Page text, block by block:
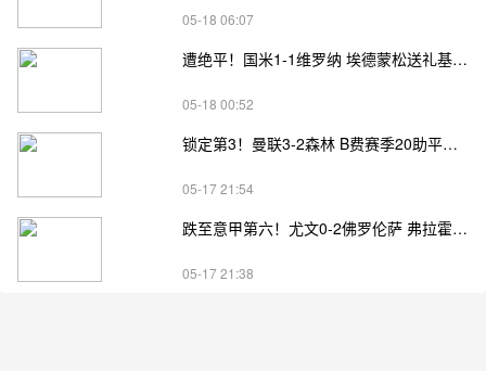
05-18 06:07
遭绝平！国米1-1维罗纳 埃德蒙松送礼基隆·鲍伊绝平劳塔罗失良机
05-18 00:52
锁定第3！曼联3-2森林 B费赛季20助平英超纪录 卡塞米罗主场告别
05-17 21:54
跌至意甲第六！尤文0-2佛罗伦萨 弗拉霍维奇、麦肯尼进球被吹
05-17 21:38